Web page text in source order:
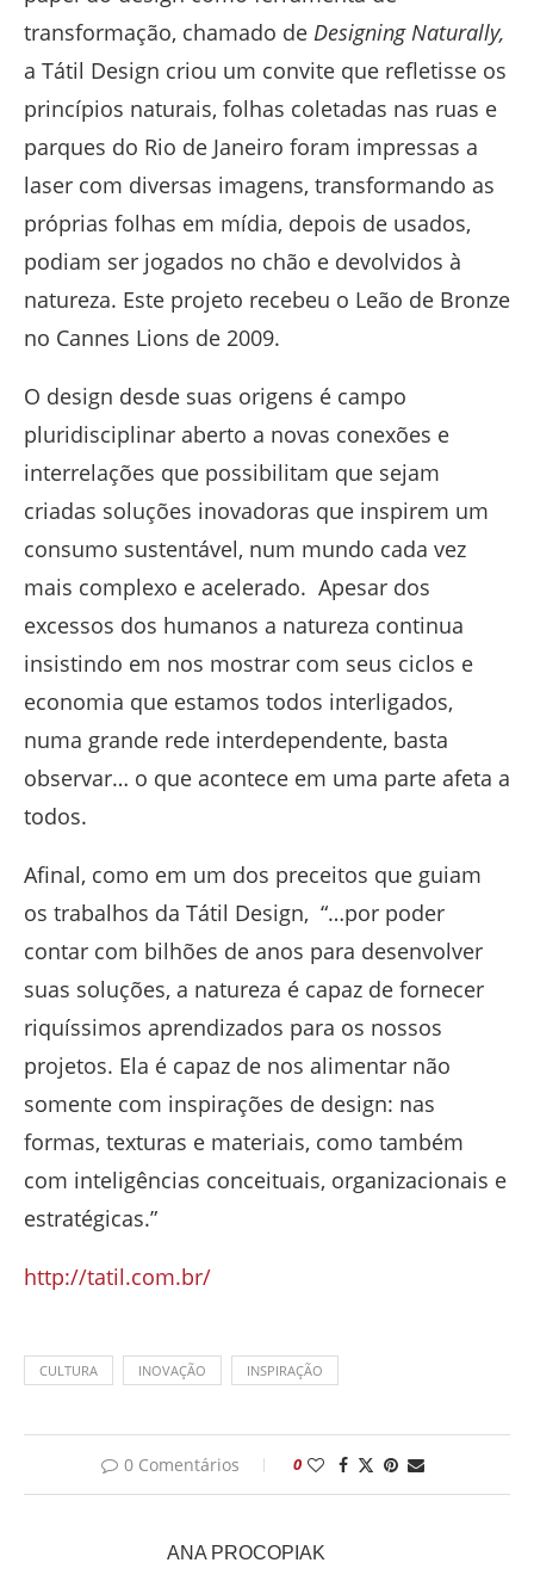
transformação, chamado de Designing Naturally,
a Tátil Design criou um convite que refletisse os
princípios naturais, folhas coletadas nas ruas e
parques do Rio de Janeiro foram impressas a
laser com diversas imagens, transformando as
próprias folhas em mídia, depois de usados,
podiam ser jogados no chão e devolvidos à
natureza. Este projeto recebeu o Leão de Bronze
no Cannes Lions de 2009.
O design desde suas origens é campo
pluridisciplinar aberto a novas conexões e
interrelações que possibilitam que sejam
criadas soluções inovadoras que inspirem um
consumo sustentável, num mundo cada vez
mais complexo e acelerado. Apesar dos
excessos dos humanos a natureza continua
insistindo em nos mostrar com seus ciclos e
economia que estamos todos interligados,
numa grande rede interdependente, basta
observar… o que acontece em uma parte afeta a
todos.
Afinal, como em um dos preceitos que guiam
os trabalhos da Tátil Design, “…por poder
contar com bilhões de anos para desenvolver
suas soluções, a natureza é capaz de fornecer
riquíssimos aprendizados para os nossos
projetos. Ela é capaz de nos alimentar não
somente com inspirações de design: nas
formas, texturas e materiais, como também
com inteligências conceituais, organizacionais e
estratégicas.”
http://tatil.com.br/
CULTURA INOVAÇÃO INSPIRAÇÃO
0 Comentários 0
ANA PROCOPIAK